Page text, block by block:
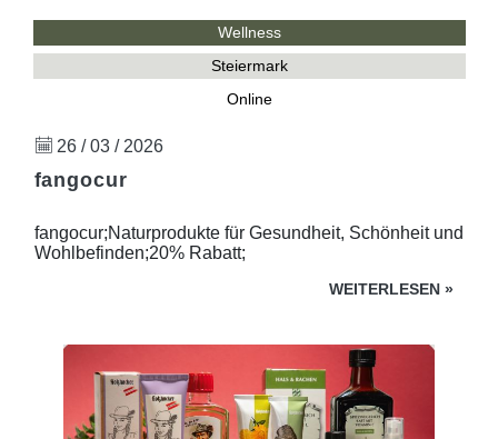
Wellness
Steiermark
Online
26 / 03 / 2026
fangocur
fangocur;Naturprodukte für Gesundheit, Schönheit und
Wohlbefinden;20% Rabatt;
WEITERLESEN »